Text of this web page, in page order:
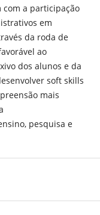
com a participação
em
da roda de
ao
dos alunos e da
soft skills
mais
pesquisa e